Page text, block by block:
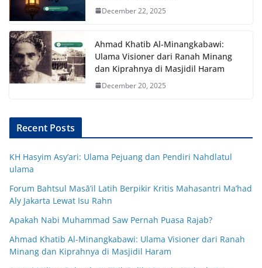
December 22, 2025
Ahmad Khatib Al-Minangkabawi:
Ulama Visioner dari Ranah Minang
dan Kiprahnya di Masjidil Haram
December 20, 2025
Recent Posts
KH Hasyim Asy’ari: Ulama Pejuang dan Pendiri Nahdlatul
ulama
Forum Bahtsul Masā’il Latih Berpikir Kritis Mahasantri Ma’had
Aly Jakarta Lewat Isu Rahn
Apakah Nabi Muhammad Saw Pernah Puasa Rajab?
Ahmad Khatib Al-Minangkabawi: Ulama Visioner dari Ranah
Minang dan Kiprahnya di Masjidil Haram